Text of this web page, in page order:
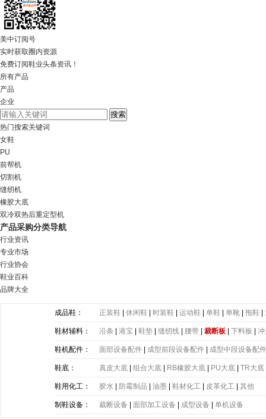
美中订阅号
实时获取圈内资源
免费订阅鞋业头条资讯！
所有产品
产品
企业
热门搜索关键词
女鞋
PU
前帮机
切割机
缝纫机
橡胶大底
双冷双热后重定型机
产品采购分类导航
行业资讯
专业市场
行业协会
鞋业百科
品牌大全
成品鞋： 正装鞋 |休闲鞋 时装鞋 |运动鞋 |单鞋 |单靴 |拖鞋 |
鞋材辅料： 沿条 |港宝 |鞋垫 |缝纫线 腰带 |裁断板 |下料板 |
带|塑胶片|其他
鞋机配件： 面部设备配件 成型前段设备配件 成型中段设备配
鞋底： 真皮大底 |组合大底 RB橡胶大底 PU大底 |TR大底
底|PE大底|PP大底| SBR大底| PC大底| 软木大底
鞋用化工： 胶水 防霉制品 |油墨 |鞋材化工 皮革化工 |其他
制鞋设备： 裁断设备 |面部加工设备 成型设备 |单机设备